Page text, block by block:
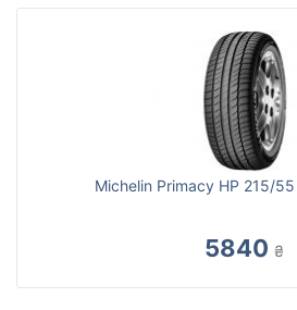
Michelin Primacy HP 215/55
5840 ₴